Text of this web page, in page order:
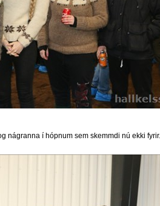
nágranna í hópnum sem skemmdi nú ekki fyrir.